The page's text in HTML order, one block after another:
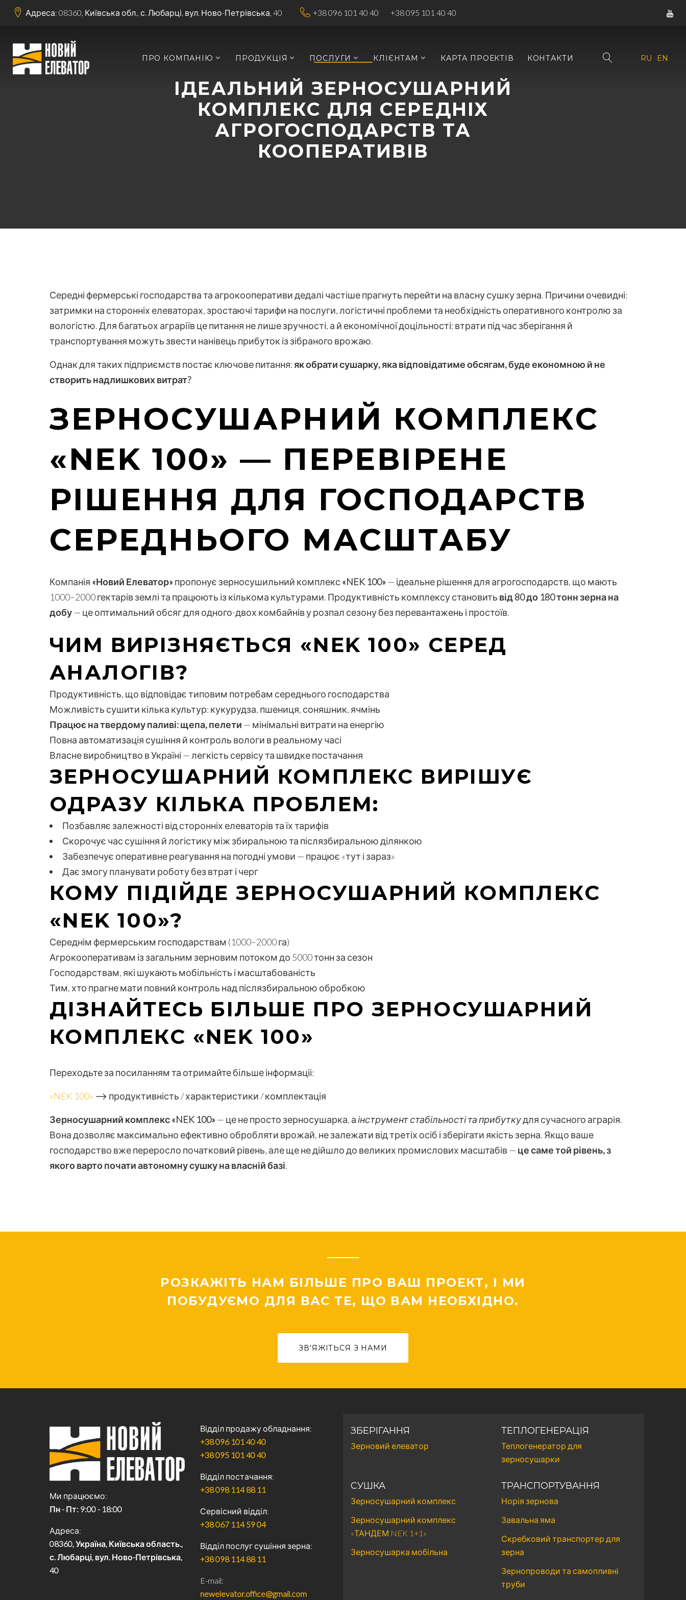
Адреса: 08360, Київська обл., с. Любарці, вул. Ново-Петрівська, 40 +38 096 101 40 40 +38 095 101 40 40
RU EN
ПРО КОМПАНІЮ ПРОДУКЦІЯ ПОСЛУГИ КЛІЄНТАМ КАРТА ПРОЕКТІВ КОНТАКТИ
ІДЕАЛЬНИЙ ЗЕРНОСУШАРНИЙ
КОМПЛЕКС ДЛЯ СЕРЕДНІХ
АГРОГОСПОДАРСТВ ТА
КООПЕРАТИВІВ
Середні фермерські господарства та агрокооперативи дедалі частіше прагнуть перейти на власну сушку зерна. Причини очевидні:
затримки на сторонніх елеваторах, зростаючі тарифи на послуги, логістичні проблеми та необхідність оперативного контролю за
вологістю. Для багатьох аграріїв це питання не лише зручності, а й економічної доцільності: втрати під час зберігання й
транспортування можуть звести нанівець прибуток із зібраного врожаю.
Однак для таких підприємств постає ключове питання: як обрати сушарку, яка відповідатиме обсягам, буде економною й не
створить надлишкових витрат?
ЗЕРНОСУШАРНИЙ КОМПЛЕКС
«NEK 100» — ПЕРЕВІРЕНЕ
РІШЕННЯ ДЛЯ ГОСПОДАРСТВ
СЕРЕДНЬОГО МАСШТАБУ
Компанія «Новий Елеватор» пропонує зерносушильний комплекс «NEK 100» — ідеальне рішення для агрогосподарств, що мають
1000–2000 гектарів землі та працюють із кількома культурами. Продуктивність комплексу становить від 80 до 180 тонн зерна на
добу— це оптимальний обсяг для одного-двох комбайнів у розпал сезону без перевантажень і простоїв.
ЧИМ ВИРІЗНЯЄТЬСЯ «NEK 100» СЕРЕД
АНАЛОГІВ?
Продуктивність, що відповідає типовим потребам середнього господарства
Можливість сушити кілька культур: кукурудза, пшениця, соняшник, ячмінь
Працює на твердому паливі: щепа, пелети — мінімальні витрати на енергію
Повна автоматизація сушіння й контроль вологи в реальному часі
Власне виробництво в Україні — легкість сервісу та швидке постачання
ЗЕРНОСУШАРНИЙ КОМПЛЕКС ВИРІШУЄ
ОДРАЗУ КІЛЬКА ПРОБЛЕМ:
Позбавляє залежності від сторонніх елеваторів та їх тарифів
Скорочує час сушіння й логістику між збиральною та післязбиральною ділянкою
Забезпечує оперативне реагування на погодні умови — працює «тут і зараз»
Дає змогу планувати роботу без втрат і черг
КОМУ ПІДІЙДЕ ЗЕРНОСУШАРНИЙ КОМПЛЕКС
«NEK 100»?
Середнім фермерським господарствам (1000–2000 га)
Агрокооперативам із загальним зерновим потоком до 5000 тонн за сезон
Господарствам, які шукають мобільність і масштабованість
Тим, хто прагне мати повний контроль над післязбиральною обробкою
ДІЗНАЙТЕСЬ БІЛЬШЕ ПРО ЗЕРНОСУШАРНИЙ
КОМПЛЕКС «NEK 100»
Переходьте за посиланням та отримайте більше інформаціі:
«NEK 100» ⟶ продуктивність / характеристики / комплектація
Зерносушарний комплекс «NEK 100» — це не просто зерносушарка, аінструмент стабільності та прибуткудля сучасного аграрія.
Вона дозволяє максимально ефективно обробляти врожай, не залежати від третіх осіб і зберігати якість зерна. Якщо ваше
господарство вже переросло початковий рівень, але ще не дійшло до великих промислових масштабів — це саме той рівень, з
якого варто почати автономну сушку на власній базі.
РОЗКАЖІТЬ НАМ БІЛЬШЕ ПРО ВАШ ПРОЕКТ, І МИ
ПОБУДУЄМО ДЛЯ ВАС ТЕ, ЩО ВАМ НЕОБХІДНО.
ЗВ'ЯЖІТЬСЯ З НАМИ
Ми працюємо
Пн - Пт: 9:00 - 18:00
Адреса
08360, Україна, Київська область.,
с. Любарці, вул. Ново-Петрівська,
40
Відділ продажу обладнання
+38 096 101 40 40
+38 095 101 40 40
Відділ постачання
+38 098 114 88 11
Сервісний відділ
+38 067 114 59 04
Відділ послуг сушіння зерна
+38 098 114 88 11
E-mail
newelevator.office@gmail.com
ЗБЕРІГАННЯ
Зерновий елеватор
ТЕПЛОГЕНЕРАЦІЯ
Теплогенератор для
зерносушарки
СУШКА
Зерносушарний комплекс
Зерносушарний комплекс
«ТАНДЕМ NEK 1+1»
Зерносушарка мобільна
ТРАНСПОРТУВАННЯ
Норія зернова
Завальна яма
Скребковий транспортер для
зерна
Зернопроводи та самопливні
труби